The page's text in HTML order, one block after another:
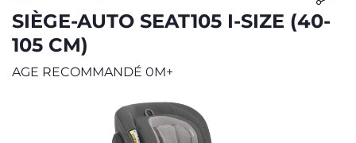
SIÈGE-AUTO SEAT105 I-SIZE (40-
105 CM)
AGE RECOMMANDÉ 0M+